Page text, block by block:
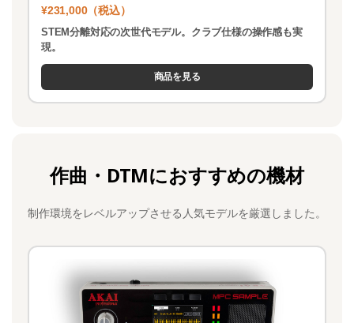
¥231,000（税込）
STEM分離対応の次世代モデル。クラブ仕様の操作感も実
現。
商品を見る
作曲・DTMにおすすめの機材
制作環境をレベルアップさせる人気モデルを厳選しました。